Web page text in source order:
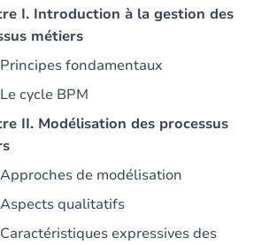
I. Introduction à la gestion des
métiers
Principes fondamentaux
Le cycle BPM
II. Modélisation des processus
Approches de modélisation
Aspects qualitatifs
Caractéristiques expressives des